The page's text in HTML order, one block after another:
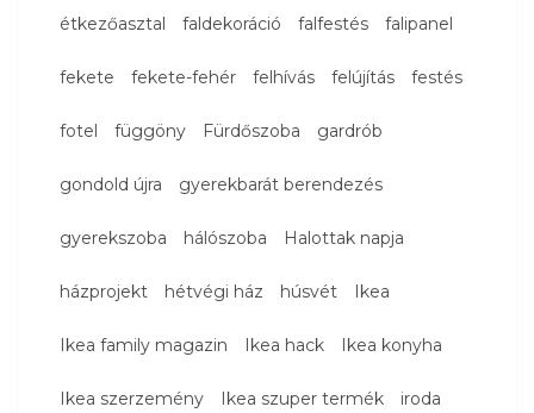
étkezőasztal faldekoráció falfestés falipanel
fekete fekete-fehér felhívás felújítás festés
fotel függöny Fürdőszoba gardrób
gondold újra gyerekbarát berendezés
gyerekszoba hálószoba Halottak napja
házprojekt hétvégi ház húsvét Ikea
Ikea family magazin Ikea hack Ikea konyha
Ikea szerzemény Ikea szuper termék iroda